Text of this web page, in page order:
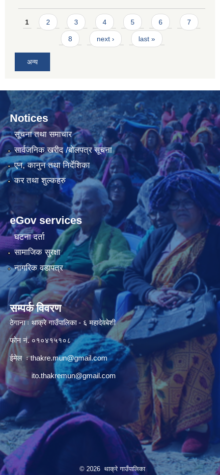
Pages
1 2 3 4 5 6 7
8 next › last »
अन्य
Notices
सूचना तथा समाचार
सार्वजनिक खरीद /बोलपत्र सूचना
एन, कानुन तथा निर्देशिका
कर तथा शुल्कहरु
eGov services
घटना दर्ता
सामाजिक सुरक्षा
नागरिक वडापत्र
सम्पर्क विवरण
ठेगाना ः थाक्रे गाउँपालिका - ६ महादेवबेशी
फोन नं. ०१०४१५१०८
ईमेल ःthakre.mun@gmail.com
ito.thakremun@gmail.com
© 2026 थाक्रे गाउँपालिका